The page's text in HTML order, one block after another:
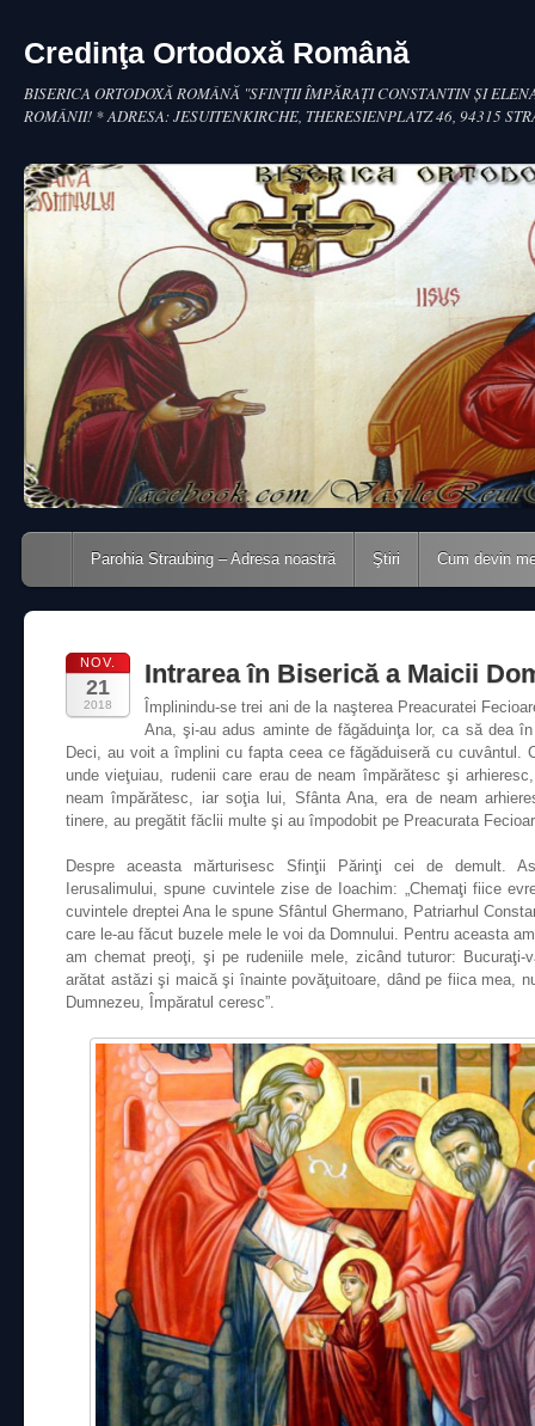
Credinţa Ortodoxă Română
BISERICA ORTODOXĂ ROMÂNĂ "SFINŢII ÎMPĂRAŢI CONSTANTIN ŞI
ROMÂNII! * ADRESA: JESUITENKIRCHE, THERESIENPLATZ 46, 94315
Main menu
Skip to content
Parohia Straubing – Adresa noastră Ştiri Cum devin
NOV.
21
2018
Intrarea în Biserică a Maicii
Împlinindu-se trei ani de la naşterea Preacuratei
Ana, şi-au adus aminte de făgăduinţa lor, ca să dea
Deci, au voit a împlini cu fapta ceea ce făgăduiseră cu cuvântul.
unde vieţuiau, rudenii care erau de neam împărătesc şi
neam împărătesc, iar soţia lui, Sfânta Ana, era de neam
tinere, au pregătit făclii multe şi au împodobit pe Preacurata
Despre aceasta mărturisesc Sfinţii Părinţi cei de demult.
Ierusalimului, spune cuvintele zise de Ioachim: „Chemaţi fiice
cuvintele dreptei Ana le spune Sfântul Ghermano, Patriarhul
care le-au făcut buzele mele le voi da Domnului. Pentru aceasta
am chemat preoţi, şi pe rudeniile mele, zicând tuturor:
arătat astăzi şi maică şi înainte povăţuitoare, dând pe fiica mea,
Dumnezeu, Împăratul ceresc”.